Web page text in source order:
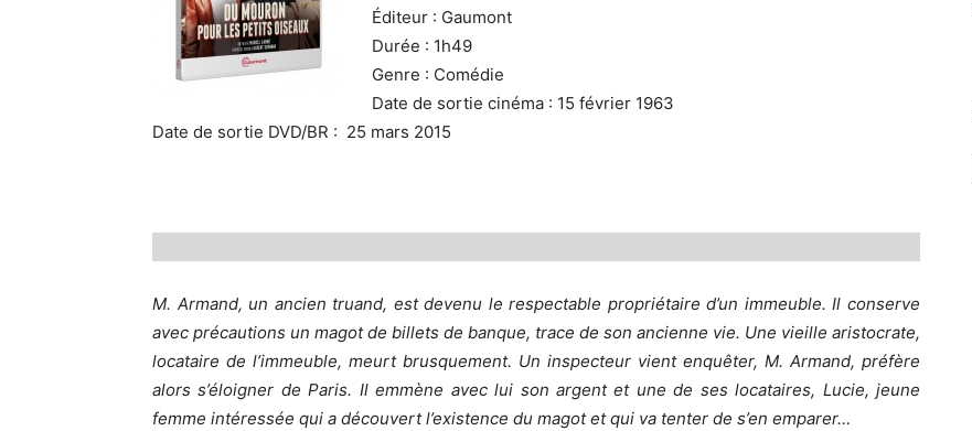
Éditeur : Gaumont
Durée : 1h49
Genre : Comédie
Date de sortie cinéma : 15 février 1963
Date de sortie DVD/BR : 25 mars 2015
M. Armand, un ancien truand, est devenu le respectable propriétaire d’un immeuble. Il conserve
avec précautions un magot de billets de banque, trace de son ancienne vie. Une vieille aristocrate,
locataire de l’immeuble, meurt brusquement. Un inspecteur vient enquêter, M. Armand, préfère
alors s’éloigner de Paris. Il emmène avec lui son argent et une de ses locataires, Lucie, jeune
femme intéressée qui a découvert l’existence du magot et qui va tenter de s’en emparer…